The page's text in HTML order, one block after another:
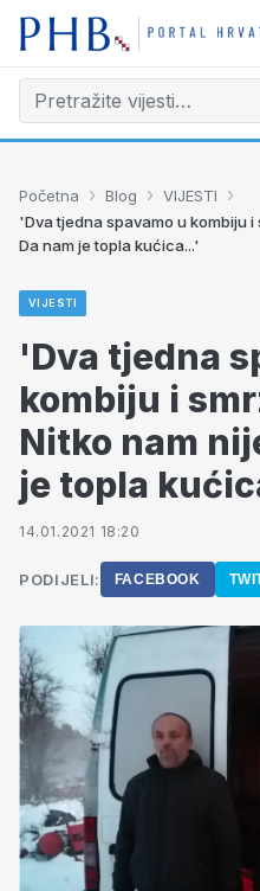
Početna › Blog › VIJESTI ›
'Dva tjedna spavamo u kombiju i
Da nam je topla kućica...'
VIJESTI
'Dva tjedna
kombiju i
Nitko nam
je topla
14.01.2021 18:20
PODIJELI: FACEBOOK